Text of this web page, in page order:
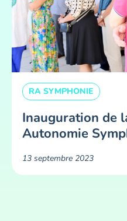
RA SYMPHONIE
Inauguration de
Autonomie
13 septembre 2023